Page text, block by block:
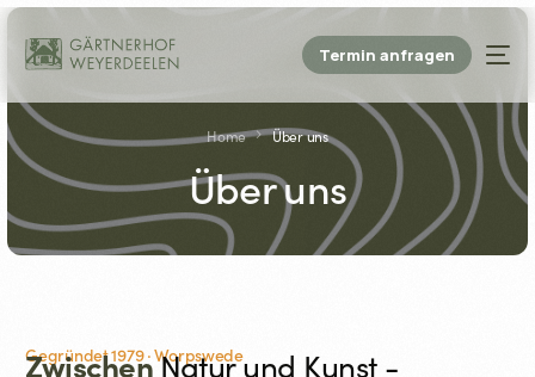
Termin anfragen
Home Über uns
Über uns
Gegründet 1979 · Worpswede
ZwischenNatur und Kunst -